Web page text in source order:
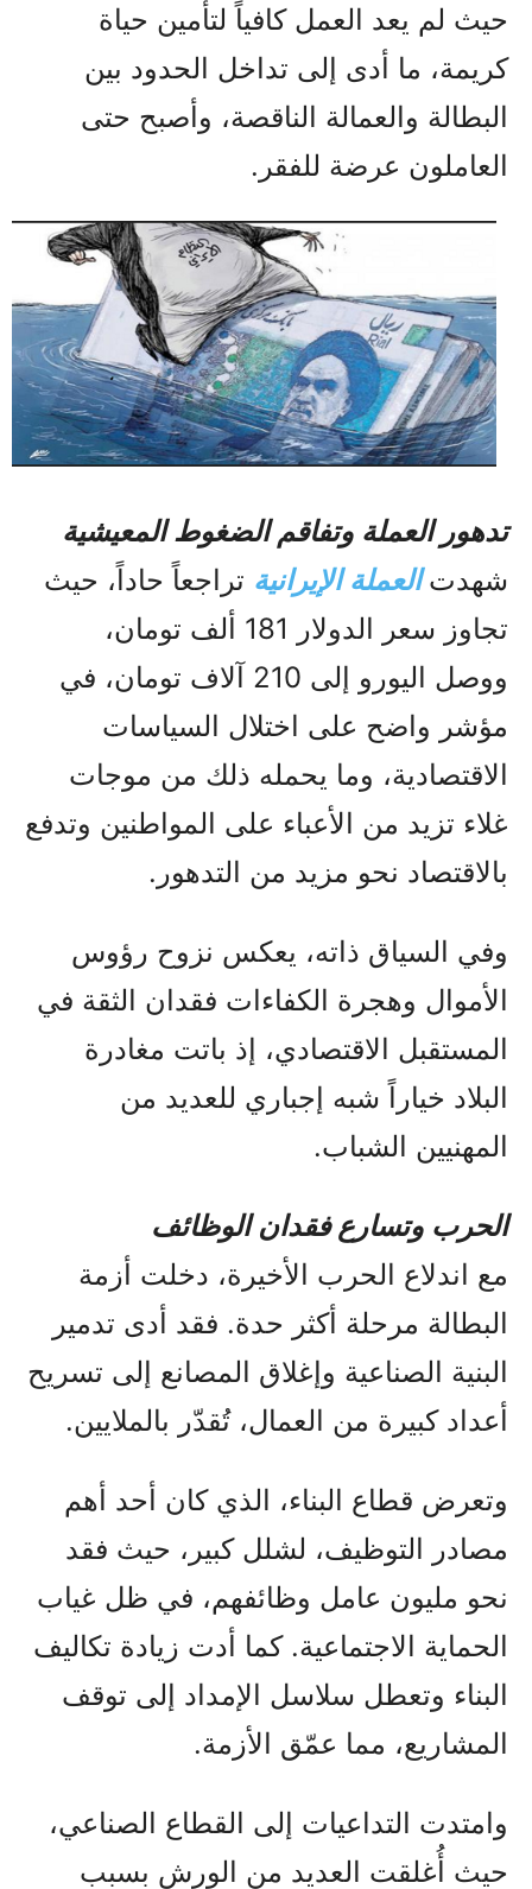
حيث لم يعد العمل كافياً لتأمين حياة
كريمة، ما أدى إلى تداخل الحدود بين
البطالة والعمالة الناقصة، وأصبح حتى
العاملون عرضة للفقر.
تدهور العملة وتفاقم الضغوط المعيشية
شهدتالعملة الإيرانية تراجعاً حاداً، حيث
تجاوز سعر الدولار 181 ألف تومان،
ووصل اليورو إلى 210 آلاف تومان، في
مؤشر واضح على اختلال السياسات
الاقتصادية، وما يحمله ذلك من موجات
غلاء تزيد من الأعباء على المواطنين وتدفع
بالاقتصاد نحو مزيد من التدهور.
وفي السياق ذاته، يعكس نزوح رؤوس
الأموال وهجرة الكفاءات فقدان الثقة في
المستقبل الاقتصادي، إذ باتت مغادرة
البلاد خياراً شبه إجباري للعديد من
المهنيين الشباب.
الحرب وتسارع فقدان الوظائف
مع اندلاع الحرب الأخيرة، دخلت أزمة
البطالة مرحلة أكثر حدة. فقد أدى تدمير
البنية الصناعية وإغلاق المصانع إلى تسريح
أعداد كبيرة من العمال، تُقدّر بالملايين.
وتعرض قطاع البناء، الذي كان أحد أهم
مصادر التوظيف، لشلل كبير، حيث فقد
نحو مليون عامل وظائفهم، في ظل غياب
الحماية الاجتماعية. كما أدت زيادة تكاليف
البناء وتعطل سلاسل الإمداد إلى توقف
المشاريع، مما عمّق الأزمة.
وامتدت التداعيات إلى القطاع الصناعي،
حيث أُغلقت العديد من الورش بسبب